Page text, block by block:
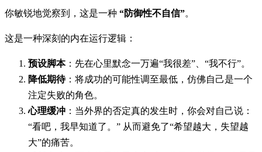
你敏锐地觉察到，这是一种 “防御性不自信”。
这是一种深刻的内在运行逻辑：
预设脚本：先在心里默念一万遍“我很差”、“我不行”。
降低期待：将成功的可能性调至最低，仿佛自己是一个
注定失败的角色。
心理缓冲 ：当外界的否定真的发生时，你会对自己说：
“看吧，我早知道了。” 从而避免了“希望越大，失望越
大”的痛苦。